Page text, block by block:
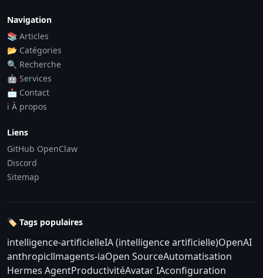
Navigation
📚 Articles
📂 Catégories
🔍 Recherche
🤖 Services
📩 Contact
ℹ️ À propos
Liens
GitHub OpenClaw
Discord
Sitemap
🏷️ Tags populaires
intelligence-artificielleIA (intelligence artificielle)OpenAI
anthropicllmagents-iaOpen SourceAutomatisation
Hermes AgentProductivitéAvatar IAconfiguration